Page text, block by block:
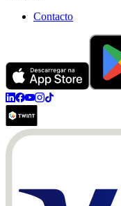
Contacto